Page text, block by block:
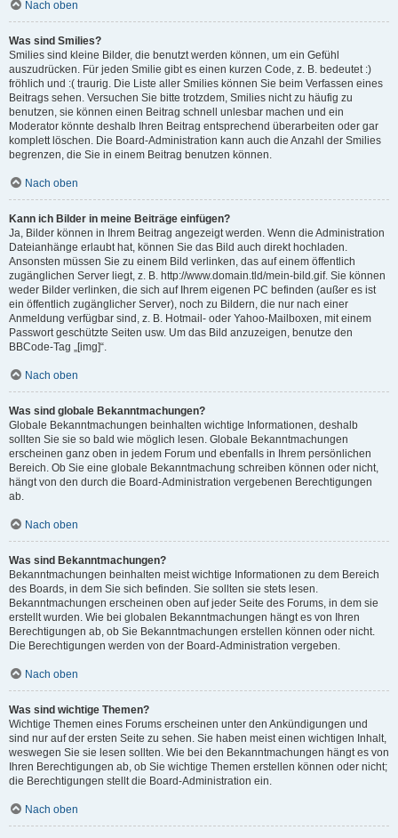
Nach oben
Was sind Smilies?
Smilies sind kleine Bilder, die benutzt werden können, um ein Gefühl
auszudrücken. Für jeden Smilie gibt es einen kurzen Code, z. B. bedeutet :)
fröhlich und :( traurig. Die Liste aller Smilies können Sie beim Verfassen eines
Beitrags sehen. Versuchen Sie bitte trotzdem, Smilies nicht zu häufig zu
benutzen, sie können einen Beitrag schnell unlesbar machen und ein
Moderator könnte deshalb Ihren Beitrag entsprechend überarbeiten oder gar
komplett löschen. Die Board-Administration kann auch die Anzahl der Smilies
begrenzen, die Sie in einem Beitrag benutzen können.
Nach oben
Kann ich Bilder in meine Beiträge einfügen?
Ja, Bilder können in Ihrem Beitrag angezeigt werden. Wenn die Administration
Dateianhänge erlaubt hat, können Sie das Bild auch direkt hochladen.
Ansonsten müssen Sie zu einem Bild verlinken, das auf einem öffentlich
zugänglichen Server liegt, z. B. http://www.domain.tld/mein-bild.gif. Sie können
weder Bilder verlinken, die sich auf Ihrem eigenen PC befinden (außer es ist
ein öffentlich zugänglicher Server), noch zu Bildern, die nur nach einer
Anmeldung verfügbar sind, z. B. Hotmail- oder Yahoo-Mailboxen, mit einem
Passwort geschützte Seiten usw. Um das Bild anzuzeigen, benutze den
BBCode-Tag „[img]“.
Nach oben
Was sind globale Bekanntmachungen?
Globale Bekanntmachungen beinhalten wichtige Informationen, deshalb
sollten Sie sie so bald wie möglich lesen. Globale Bekanntmachungen
erscheinen ganz oben in jedem Forum und ebenfalls in Ihrem persönlichen
Bereich. Ob Sie eine globale Bekanntmachung schreiben können oder nicht,
hängt von den durch die Board-Administration vergebenen Berechtigungen
ab.
Nach oben
Was sind Bekanntmachungen?
Bekanntmachungen beinhalten meist wichtige Informationen zu dem Bereich
des Boards, in dem Sie sich befinden. Sie sollten sie stets lesen.
Bekanntmachungen erscheinen oben auf jeder Seite des Forums, in dem sie
erstellt wurden. Wie bei globalen Bekanntmachungen hängt es von Ihren
Berechtigungen ab, ob Sie Bekanntmachungen erstellen können oder nicht.
Die Berechtigungen werden von der Board-Administration vergeben.
Nach oben
Was sind wichtige Themen?
Wichtige Themen eines Forums erscheinen unter den Ankündigungen und
sind nur auf der ersten Seite zu sehen. Sie haben meist einen wichtigen Inhalt,
weswegen Sie sie lesen sollten. Wie bei den Bekanntmachungen hängt es von
Ihren Berechtigungen ab, ob Sie wichtige Themen erstellen können oder nicht;
die Berechtigungen stellt die Board-Administration ein.
Nach oben